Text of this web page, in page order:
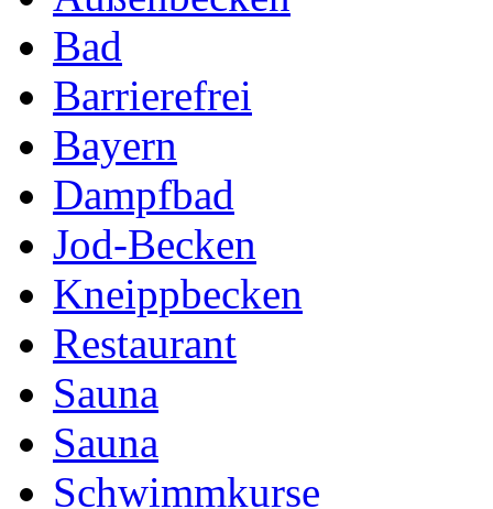
Bad
Barrierefrei
Bayern
Dampfbad
Jod-Becken
Kneippbecken
Restaurant
Sauna
Sauna
Schwimmkurse